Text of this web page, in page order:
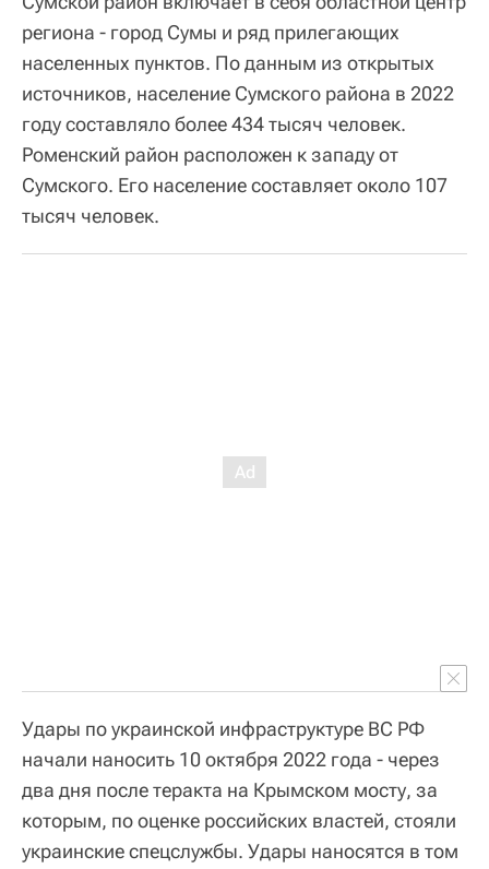
региона - город Сумы и ряд прилегающих
населенных пунктов. По данным из открытых
источников, население Сумского района в 2022
году составляло более 434 тысяч человек.
Роменский район расположен к западу от
Сумского. Его население составляет около 107
тысяч человек.
Удары по украинской инфраструктуре ВС РФ
начали наносить 10 октября 2022 года - через
два дня после теракта на Крымском мосту, за
которым, по оценке российских властей, стояли
украинские спецслужбы. Удары наносятся в том